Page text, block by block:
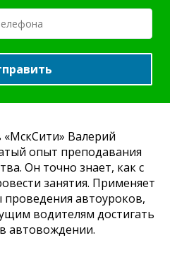
«МскСити» Валерий
опыт преподавания
Он точно знает, как с
занятия. Применяет
автоуроков,
водителям достигать
автовождении.